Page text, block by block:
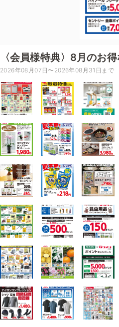
〈会員様特典〉8月のお
2026年08月07日〜2026年08月31日まで